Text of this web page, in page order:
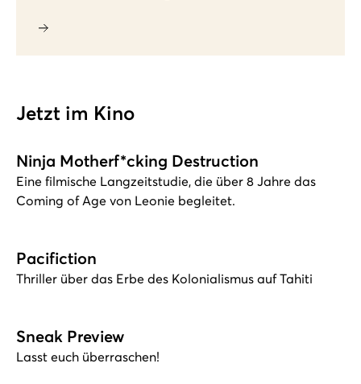
Jetzt im Kino
Ninja Motherf*cking Destruction
Eine filmische Langzeitstudie, die über 8 Jahre das
Coming of Age von Leonie begleitet.
Pacifiction
Thriller über das Erbe des Kolonialismus auf Tahiti
Sneak Preview
Lasst euch überraschen!